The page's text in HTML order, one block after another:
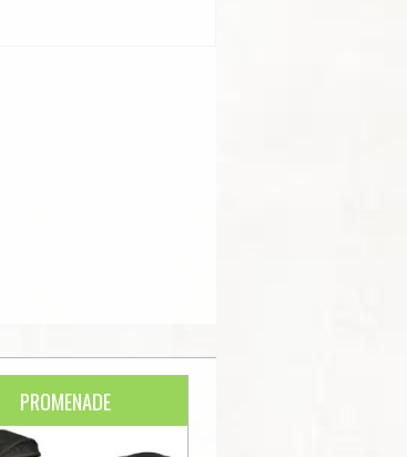
PROMENADE